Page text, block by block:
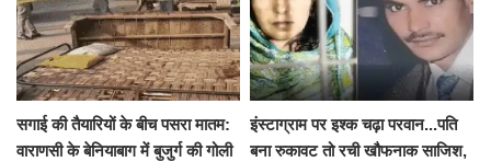
सगाई की तैयारियों के बीच पसरा मातम:
वाराणसी के बेनियाबाग में बुजुर्ग की गोली
इंस्टाग्राम पर इश्क चढ़ा परवान...पति
बना रुकावट तो रची खौफनाक साजिश,